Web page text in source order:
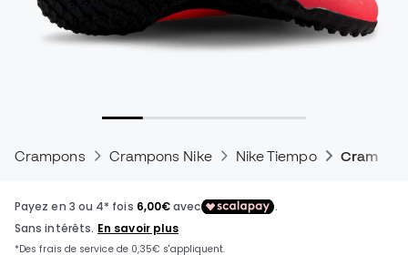
Crampons Crampons Nike Nike Tiempo